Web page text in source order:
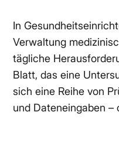
In
Verwaltung
tägliche
Blatt, das eine
sich eine Reihe von
und Dateneingaben –